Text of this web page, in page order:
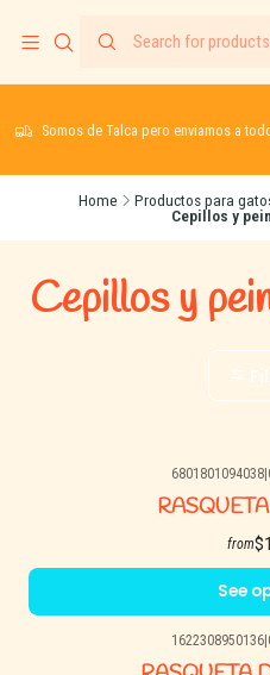
Somos de Talca pero enviamos a
Home Productos para
Cepillos y
Cepillos y
6801801094038|
from
See
1622308950136